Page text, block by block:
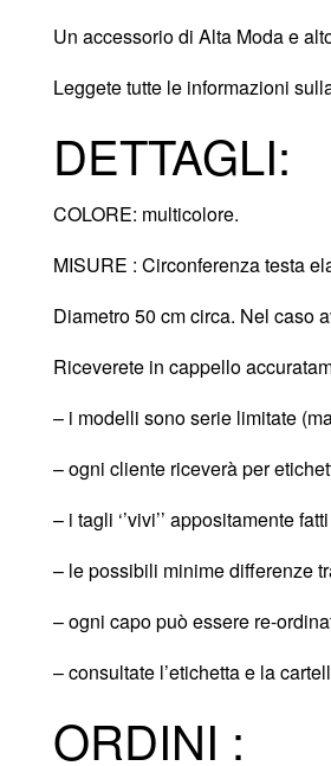
Un accessorio di Alta Moda e
Leggete tutte le informazioni
DETTAGLI:
COLORE: multicolore.
MISURE : Circonferenza testa
Diametro 50 cm circa. Nel caso
Riceverete in cappello
– i modelli sono serie limitate
– ogni cliente riceverà per
– i tagli ‘’vivi’’ appositamente
– le possibili minime differenze
– ogni capo può essere re-
– consultate l’etichetta e la
ORDINI :